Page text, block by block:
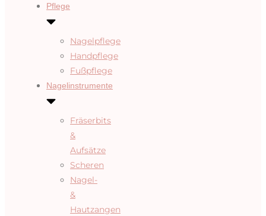
Pflege
Nagelpflege
Handpflege
Fußpflege
Nagelinstrumente
Fräserbits
&
Aufsätze
Scheren
Nagel-
&
Hautzangen